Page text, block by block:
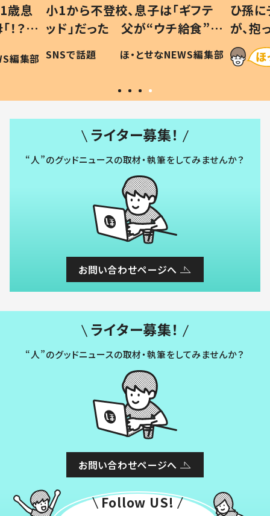
歳息
？」
編集部
小1から不登校、息子は「ギフテ
ッド」だった 父が“ウチ給食”を
作り続ける理由とは #令和の親
#令和の子
SNSで話題 ほ・とせなNEWS編集部
ひ孫
が、
「涙が
い」
ライター募集！
“人”のグッドニュースの取材・執筆をしてみませんか？
お問い合わせページへ
ライター募集！
“人”のグッドニュースの取材・執筆をしてみませんか？
お問い合わせページへ
Follow US!